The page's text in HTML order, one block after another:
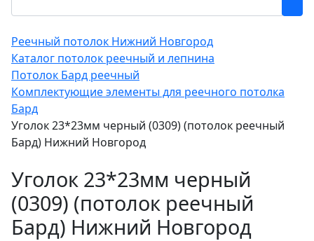
Реечный потолок Нижний Новгород
Каталог потолок реечный и лепнина
Потолок Бард реечный
Комплектующие элементы для реечного потолка
Бард
Уголок 23*23мм черный (0309) (потолок реечный
Бард) Нижний Новгород
Уголок 23*23мм черный
(0309) (потолок реечный
Бард) Нижний Новгород